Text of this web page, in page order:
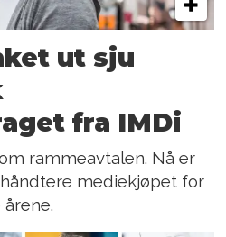
ut sju
fra IMDi
rammeavtalen. Nå er
mediekjøpet for